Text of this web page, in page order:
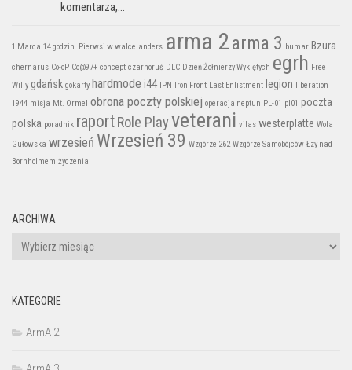
komentarza,...
1 Marca 14 godzin. Pierwsi w walce anders arma 2arma 3 bumar Bzura
chernarus Co-oP Co@97+ concept czarnoruś DLC Dzień Żołnierzy Wyklętych egrh Free
Willy gdańsk gokarty hardmode i44 IPN Iron Front Last Enlistment legion liberation
1944 misja Mt. Ormel obrona poczty polskiej operacja neptun PL-01 pl01 poczta
polska poradnik raportRole Playveterani vilas westerplatte Wola
Gułowska wrzesień Wrzesień 39 Wzgórze 262 Wzgórze Samobójców Łzy nad
Bornholmem życzenia
ARCHIWA
Archiwa
KATEGORIE
ArmA 2